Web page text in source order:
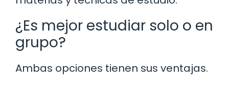
¿Es mejor estudiar solo o en
grupo?
Ambas opciones tienen sus ventajas.